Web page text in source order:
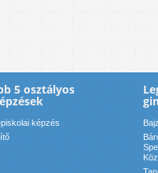
5 osztályos
képzés